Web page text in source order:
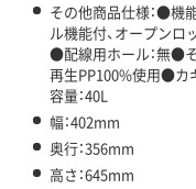
その他商品仕様：●機
ル機能付、オープン
●配線用ホール：無●そ
再生PP100%使用●カ
容量：40L
幅：402mm
奥行：356mm
高さ：645mm